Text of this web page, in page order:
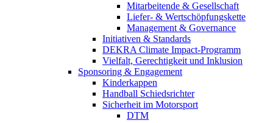
Mitarbeitende & Gesellschaft
Liefer- & Wertschöpfungskette
Management & Governance
Initiativen & Standards
DEKRA Climate Impact-Programm
Vielfalt, Gerechtigkeit und Inklusion​
Sponsoring & Engagement
Kinderkappen
Handball Schiedsrichter
Sicherheit im Motorsport
DTM